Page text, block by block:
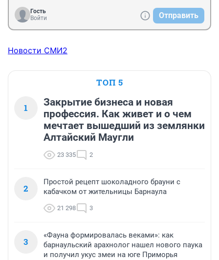
Гость
Войти
Отправить
Новости СМИ2
ТОП 5
1
Закрытие бизнеса и новая
профессия. Как живет и о чем
мечтает вышедший из землянки
Алтайский Маугли
23 335 2
2
Простой рецепт шоколадного брауни с
кабачком от жительницы Барнаула
21 298 3
3
«Фауна формировалась веками»: как
барнаульский арахнолог нашел нового паука
и получил укус змеи на юге Приморья